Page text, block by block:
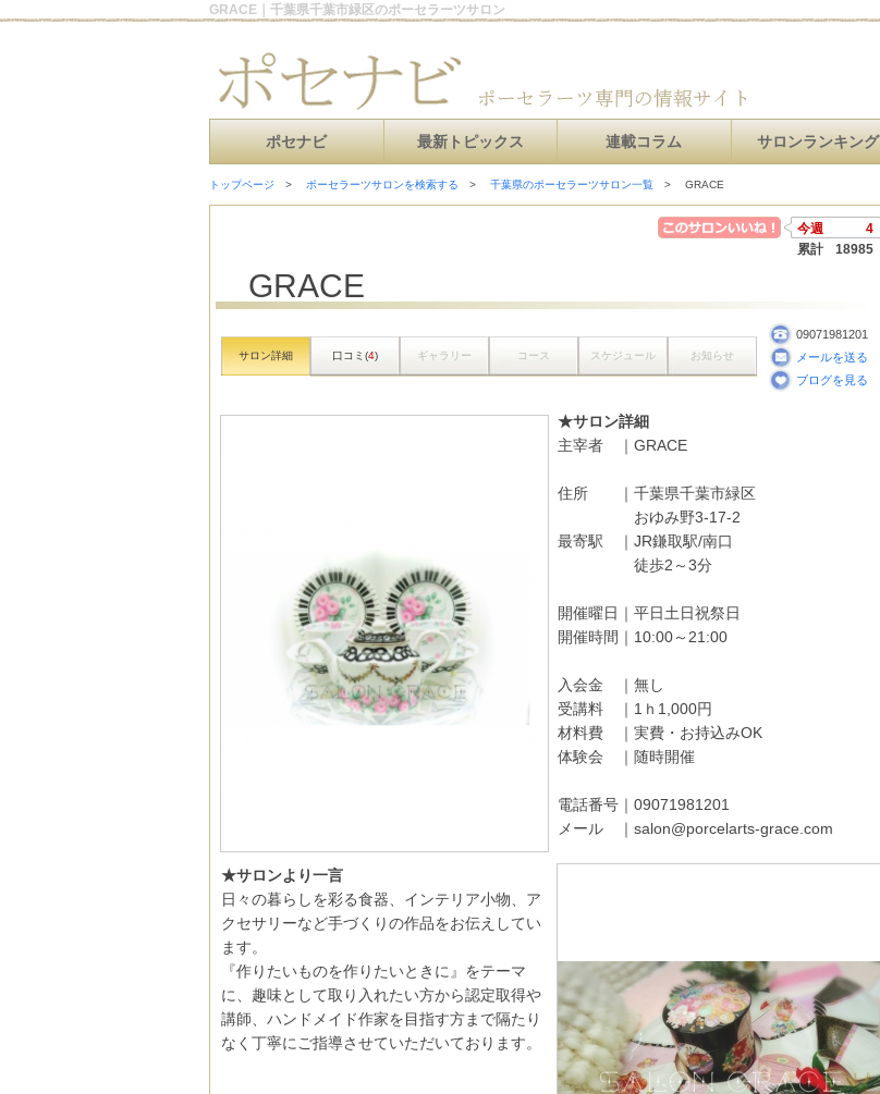
GRACE｜千葉県千葉市緑区のポーセラーツサロン
ポセナビ 最新トピックス 連載コラム サロンランキング
トップページ ポーセラーツサロンを検索する 千葉県のポーセラーツサロン一覧 GRACE
今週
4
累計
18985
GRACE
サロン詳細 口コミ(4) ギャラリー コース スケジュール お知らせ
09071981201
メールを送る
ブログを見る
★サロン詳細
主宰者 ｜GRACE
住所 ｜千葉県千葉市緑区
おゆみ野3-17-2
最寄駅 ｜JR鎌取駅/南口
徒歩2～3分
開催曜日｜平日土日祝祭日
開催時間｜10:00～21:00
入会金 ｜無し
受講料 ｜1ｈ1,000円
材料費 ｜実費・お持込みOK
体験会 ｜随時開催
電話番号｜09071981201
メール ｜salon@porcelarts-grace.com
★サロンより一言
日々の暮らしを彩る食器、インテリア小物、ア
クセサリーなど手づくりの作品をお伝えしてい
ます。
『作りたいものを作りたいときに』をテーマ
に、趣味として取り入れたい方から認定取得や
講師、ハンドメイド作家を目指す方まで隔たり
なく丁寧にご指導させていただいております。